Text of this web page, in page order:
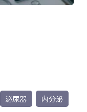
泌尿器
内分泌